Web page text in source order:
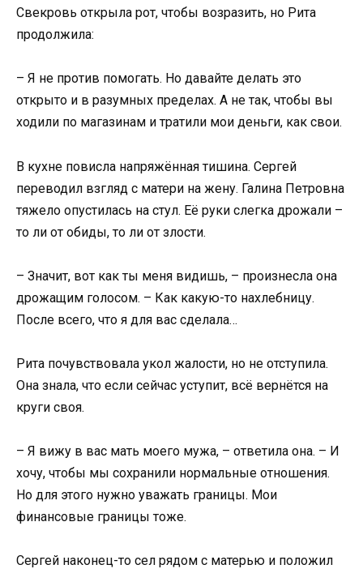
Свекровь открыла рот, чтобы возразить, но Рита
продолжила:
– Я не против помогать. Но давайте делать это
открыто и в разумных пределах. А не так, чтобы вы
ходили по магазинам и тратили мои деньги, как свои.
В кухне повисла напряжённая тишина. Сергей
переводил взгляд с матери на жену. Галина Петровна
тяжело опустилась на стул. Её руки слегка дрожали –
то ли от обиды, то ли от злости.
– Значит, вот как ты меня видишь, – произнесла она
дрожащим голосом. – Как какую-то нахлебницу.
После всего, что я для вас сделала…
Рита почувствовала укол жалости, но не отступила.
Она знала, что если сейчас уступит, всё вернётся на
круги своя.
– Я вижу в вас мать моего мужа, – ответила она. – И
хочу, чтобы мы сохранили нормальные отношения.
Но для этого нужно уважать границы. Мои
финансовые границы тоже.
Сергей наконец-то сел рядом с матерью и положил